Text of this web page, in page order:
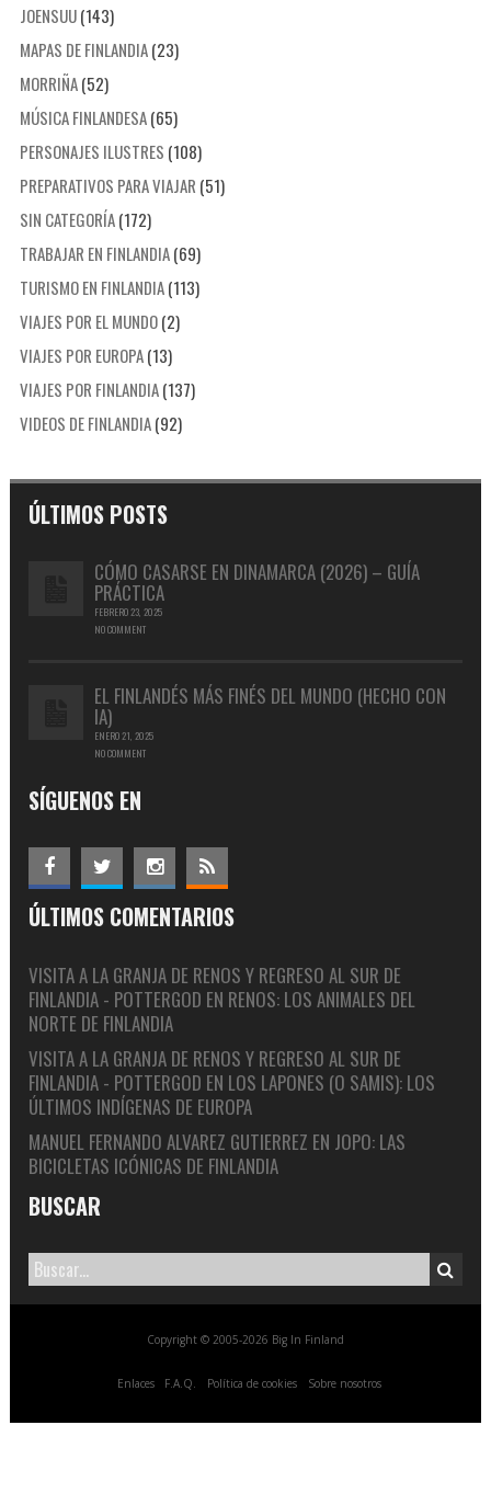
JOENSUU(143)
MAPAS DE FINLANDIA(23)
MORRIÑA(52)
MÚSICA FINLANDESA(65)
PERSONAJES ILUSTRES (108)
PREPARATIVOS PARA VIAJAR (51)
SIN CATEGORÍA(172)
TRABAJAR EN FINLANDIA(69)
TURISMO EN FINLANDIA(113)
VIAJES POR EL MUNDO(2)
VIAJES POR EUROPA(13)
VIAJES POR FINLANDIA(137)
VIDEOS DE FINLANDIA(92)
ÚLTIMOS POSTS
CÓMO CASARSE EN DINAMARCA (2026) – GUÍA
PRÁCTICA
FEBRERO 23, 2025
NO COMMENT
EL FINLANDÉS MÁS FINÉS DEL MUNDO (HECHO CON
IA)
ENERO 21, 2025
NO COMMENT
SÍGUENOS EN
ÚLTIMOS COMENTARIOS
VISITA A LA GRANJA DE RENOS Y REGRESO AL SUR DE
FINLANDIA - POTTERGOD EN RENOS: LOS ANIMALES DEL
NORTE DE FINLANDIA
VISITA A LA GRANJA DE RENOS Y REGRESO AL SUR DE
FINLANDIA - POTTERGOD EN LOS LAPONES (O SAMIS): LOS
ÚLTIMOS INDÍGENAS DE EUROPA
MANUEL FERNANDO ALVAREZ GUTIERREZ EN JOPO: LAS
BICICLETAS ICÓNICAS DE FINLANDIA
BUSCAR
Copyright © 2005-2026 Big In Finland
Enlaces F.A.Q. Política de cookies Sobre nosotros